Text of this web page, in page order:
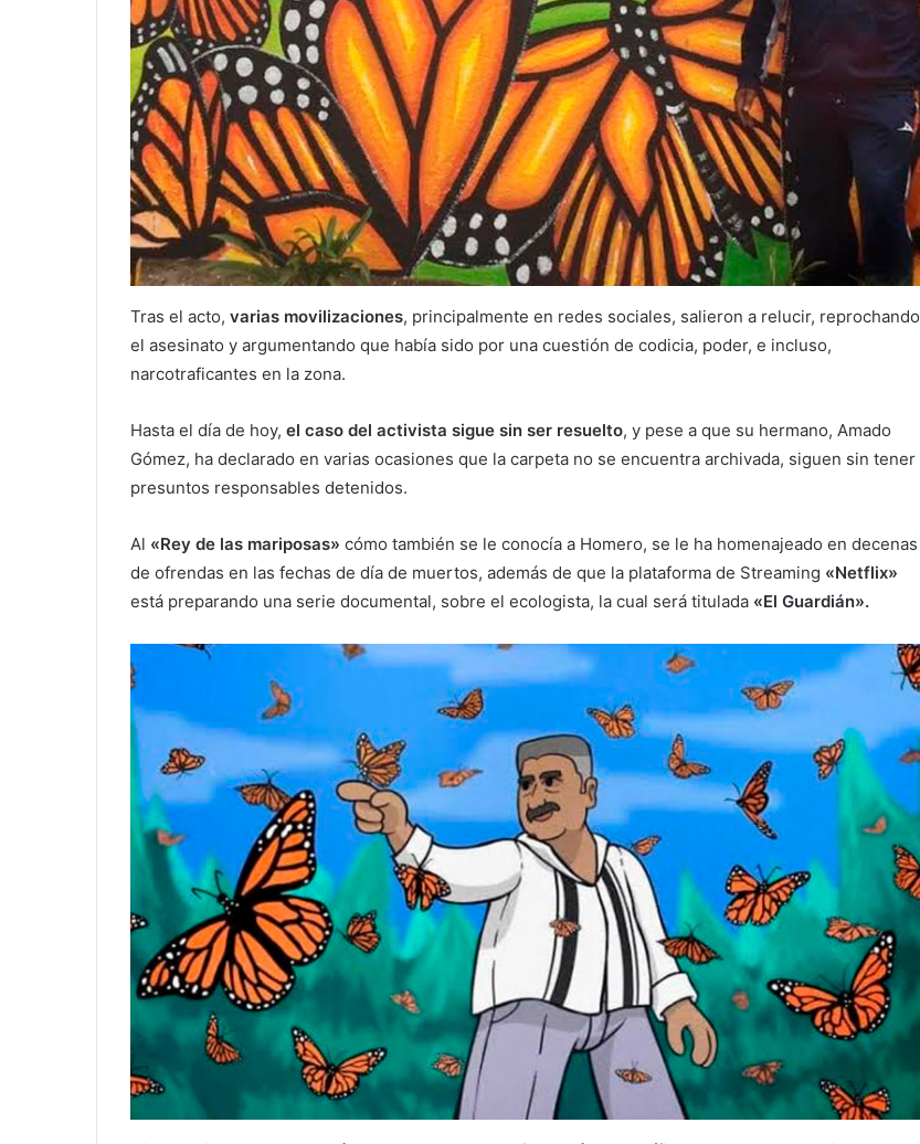
Tras el acto, varias movilizaciones, principalmente en redes sociales, salieron a relucir, reprochando
el asesinato y argumentando que había sido por una cuestión de codicia, poder, e incluso,
narcotraficantes en la zona.
Hasta el día de hoy, el caso del activista sigue sin ser resuelto, y pese a que su hermano, Amado
Gómez, ha declarado en varias ocasiones que la carpeta no se encuentra archivada, siguen sin tener
presuntos responsables detenidos.
Al «Rey de las mariposas» cómo también se le conocía a Homero, se le ha homenajeado en decenas
de ofrendas en las fechas de día de muertos, además de que la plataforma de Streaming «Netflix»
está preparando una serie documental, sobre el ecologista, la cual será titulada «El Guardián».